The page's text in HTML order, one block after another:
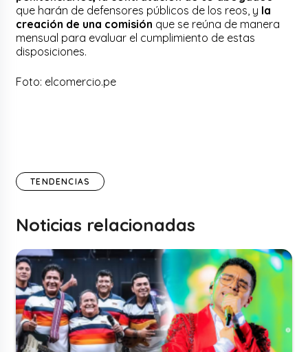
que harán de defensores públicos de los reos, y la
creación de una comisión que se reúna de manera
mensual para evaluar el cumplimiento de estas
disposiciones.
Foto: elcomercio.pe
TENDENCIAS
Noticias relacionadas